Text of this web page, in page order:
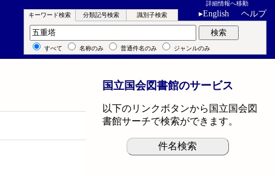
詳細情報へ移動
▸English ヘルプ
キーワード検索 分類記号検索 識別子検索
キーワード検索 検索
すべて 名称のみ 普通件名のみ ジャンルのみ
国立国会図書館のサービス
以下のリンクボタンから国立国会図
書館サーチで検索ができます。
件名検索